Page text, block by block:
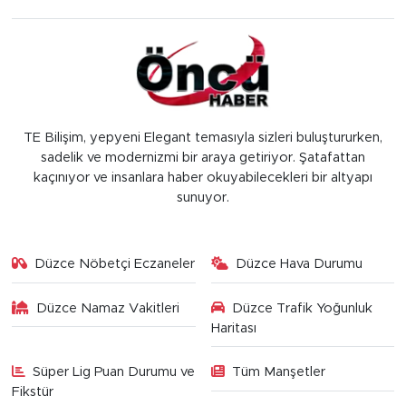
TE Bilişim, yepyeni Elegant temasıyla sizleri buluştururken,
sadelik ve modernizmi bir araya getiriyor. Şatafattan
kaçınıyor ve insanlara haber okuyabilecekleri bir altyapı
sunuyor.
Düzce Nöbetçi Eczaneler Düzce Hava Durumu
Düzce Namaz Vakitleri
Düzce Trafik Yoğunluk
Haritası
Süper Lig Puan Durumu ve
Fikstür
Tüm Manşetler